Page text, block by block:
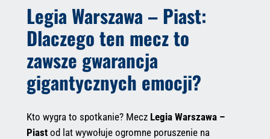
Legia Warszawa – Piast:
Dlaczego ten mecz to
zawsze gwarancja
gigantycznych emocji?
Kto wygra to spotkanie? Mecz Legia Warszawa –
Piastod lat wywołuje ogromne poruszenie na